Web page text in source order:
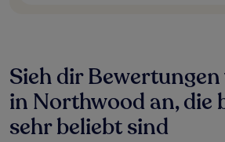
zusätzliche
Bedingungen
gelten.
Sieh dir
in Northwood an, die
sehr beliebt sind